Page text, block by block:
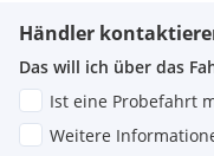
Händler
Das will ich über das
Ist eine Probefahrt
Weitere